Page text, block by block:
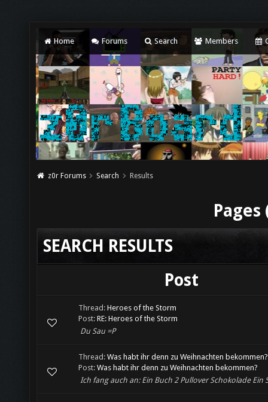
Home Forums Search Members
z0r Forums Search Results
Pages
SEARCH RESULTS
Post
Thread: Heroes of the Storm
Post: RE: Heroes of the Storm
Du Sau =P
Thread: Was habt ihr denn zu Weihnachten bekommen?
Post: Was habt ihr denn zu Weihnachten bekommen?
Ich fang auch an: Ein Buch 2 Pullover Schokolade Ein